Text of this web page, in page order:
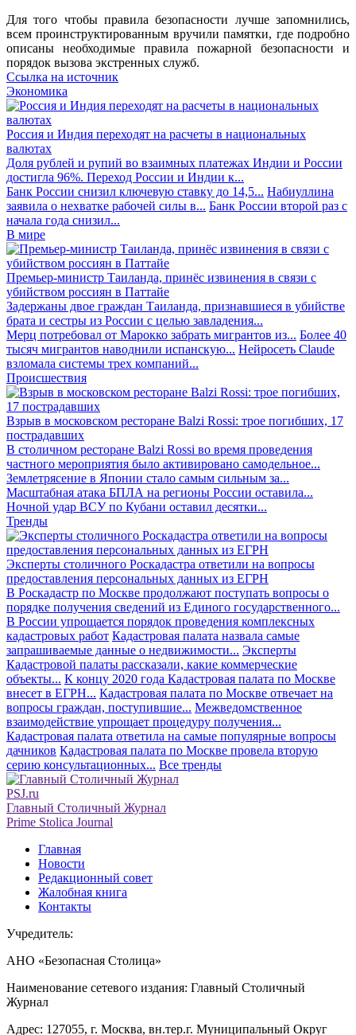
Для того чтобы правила безопасности лучше запомнились,
всем проинструктированным вручили памятки, где подробно
описаны необходимые правила пожарной безопасности и
порядок вызова экстренных служб.
Ссылка на источник
Экономика
Россия и Индия переходят на расчеты в национальных
валютах
Доля рублей и рупий во взаимных платежах Индии и России
достигла 96%. Переход России и Индии к...
Банк России снизил ключевую ставку до 14,5... Набиуллина
заявила о нехватке рабочей силы в... Банк России второй раз с
начала года снизил...
В мире
Премьер-министр Таиланда, принёс извинения в связи с
убийством россиян в Паттайе
Задержаны двое граждан Таиланда, признавшиеся в убийстве
брата и сестры из России с целью завладения...
Мерц потребовал от Марокко забрать мигрантов из... Более 40
тысяч мигрантов наводнили испанскую... Нейросеть Claude
взломала системы трех компаний...
Происшествия
Взрыв в московском ресторане Balzi Rossi: трое погибших, 17
пострадавших
В столичном ресторане Balzi Rossi во время проведения
частного мероприятия было активировано самодельное...
Землетрясение в Японии стало самым сильным за...
Масштабная атака БПЛА на регионы России оставила...
Ночной удар ВСУ по Кубани оставил десятки...
Тренды
Эксперты столичного Роскадастра ответили на вопросы
предоставления персональных данных из ЕГРН
В Роскадастр по Москве продолжают поступать вопросы о
порядке получения сведений из Единого государственного...
В России упрощается порядок проведения комплексных
кадастровых работ Кадастровая палата назвала самые
запрашиваемые данные о недвижимости... Эксперты
Кадастровой палаты рассказали, какие коммерческие
объекты... К концу 2020 года Кадастровая палата по Москве
внесет в ЕГРН... Кадастровая палата по Москве отвечает на
вопросы граждан, поступившие... Межведомственное
взаимодействие упрощает процедуру получения...
Кадастровая палата ответила на самые популярные вопросы
дачников Кадастровая палата по Москве провела вторую
серию консультационных... Все тренды
PSJ.ru
Главный Столичный Журнал
Prime Stolica Journal
Главная
Новости
Редакционный совет
Жалобная книга
Контакты
Учредитель:
АНО «Безопасная Столица»
Наименование сетевого издания: Главный Столичный
Журнал
Адрес: 127055, г. Москва, вн.тер.г. Муниципальный Округ